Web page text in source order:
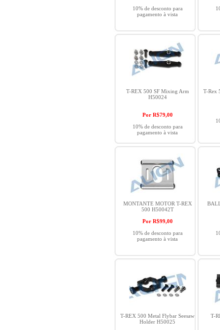
10% de desconto para
pagamento à vista
T-REX 500 SF Mixing Arm
H50024
Por R$79,00
10% de desconto para
pagamento à vista
T-Rex
MONTANTE MOTOR T-REX
500 H50042T
Por R$99,00
10% de desconto para
pagamento à vista
T-REX 500 Metal Flybar Seesaw
Holder H50025
T-